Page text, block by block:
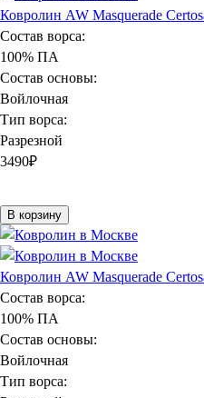
Ковролин AW Masquerade
Состав ворса:
100% ПА
Состав основы:
Войлочная
Тип ворса:
Разрезной
3490₽
В корзину
Ковролин AW Masquerade
Состав ворса:
100% ПА
Состав основы:
Войлочная
Тип ворса: